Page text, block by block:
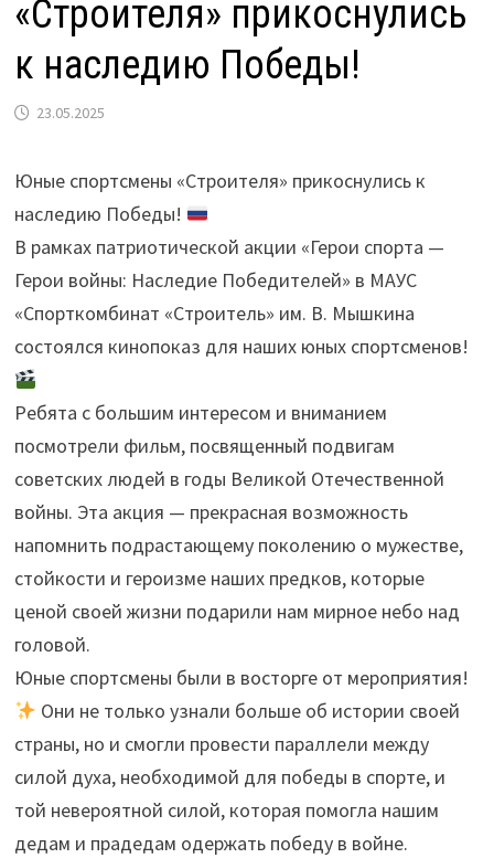
«Строителя» прикоснулись
к наследию Победы!
23.05.2025
Юные спортсмены «Строителя» прикоснулись к
наследию Победы!
В рамках патриотической акции «Герои спорта —
Герои войны: Наследие Победителей» в МАУС
«Спорткомбинат «Строитель» им. В. Мышкина
состоялся кинопоказ для наших юных спортсменов!
Ребята с большим интересом и вниманием
посмотрели фильм, посвященный подвигам
советских людей в годы Великой Отечественной
войны. Эта акция — прекрасная возможность
напомнить подрастающему поколению о мужестве,
стойкости и героизме наших предков, которые
ценой своей жизни подарили нам мирное небо над
головой.
Юные спортсмены были в восторге от мероприятия!
Они не только узнали больше об истории своей
страны, но и смогли провести параллели между
силой духа, необходимой для победы в спорте, и
той невероятной силой, которая помогла нашим
дедам и прадедам одержать победу в войне.